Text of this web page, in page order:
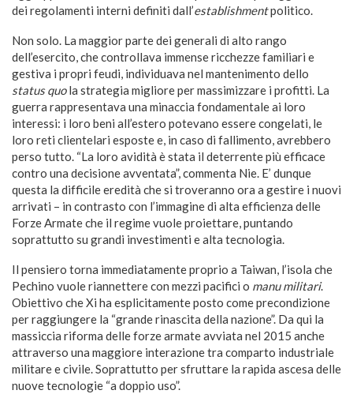
dei regolamenti interni definiti dall’establishmentpolitico.
Non solo. La maggior parte dei generali di alto rango
dell’esercito, che controllava immense ricchezze familiari e
gestiva i propri feudi, individuava nel mantenimento dello
status quola strategia migliore per massimizzare i profitti. La
guerra rappresentava una minaccia fondamentale ai loro
interessi: i loro beni all’estero potevano essere congelati, le
loro reti clientelari esposte e, in caso di fallimento, avrebbero
perso tutto. “La loro avidità è stata il deterrente più efficace
contro una decisione avventata”, commenta Nie. E’ dunque
questa la difficile eredità che si troveranno ora a gestire i nuovi
arrivati – in contrasto con l’immagine di alta efficienza delle
Forze Armate che il regime vuole proiettare, puntando
soprattutto su grandi investimenti e alta tecnologia.
Il pensiero torna immediatamente proprio a Taiwan, l’isola che
Pechino vuole riannettere con mezzi pacifici o manu militari.
Obiettivo che Xi ha esplicitamente posto come precondizione
per raggiungere la “grande rinascita della nazione”. Da qui la
massiccia riforma delle forze armate avviata nel 2015 anche
attraverso una maggiore interazione tra comparto industriale
militare e civile. Soprattutto per sfruttare la rapida ascesa delle
nuove tecnologie “a doppio uso”.